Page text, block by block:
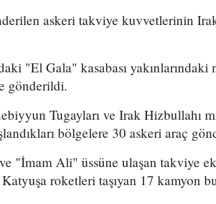
askeri takviye kuvvetlerinin
"El Gala" kasabası yakınlarındaki
gönderildi.
Tugayları ve Irak Hizbullahı
bölgelere 30 askeri araç
"İmam Ali" üssüne ulaşan takviye
roketleri taşıyan 17 kamyon